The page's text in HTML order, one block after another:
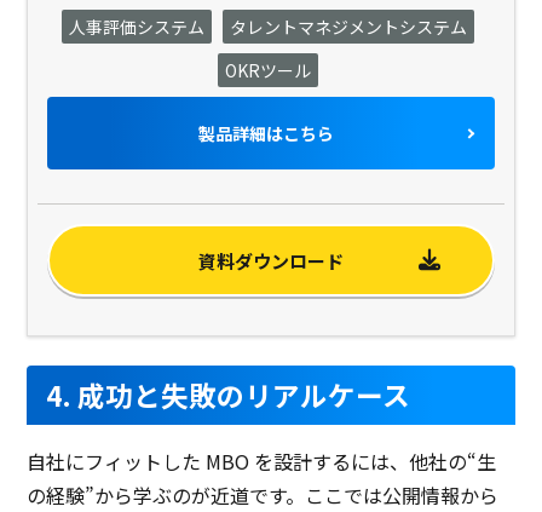
車走行距離計算
組織図作成
アンケート機能
評価シートのテンプレート
製品名
サービス資料
タレントパレット（人事
人事評価ナビゲーター
人事評価システム
タレントマネジメントシステム
OKRツール
製品詳細はこちら
資料ダウンロード
4. 成功と失敗のリアルケース
自社にフィットした MBO を設計するには、他社の“生
の経験”から学ぶのが近道です。ここでは公開情報から